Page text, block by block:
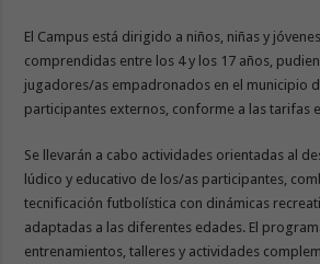
El Campus está dirigido a niños, niñas y
comprendidas entre los 4 y los 17 años,
jugadores/as empadronados en el municipio
participantes externos, conforme a las tarifas
Se llevarán a cabo actividades orientadas al
lúdico y educativo de los/as participantes,
tecnificación futbolística con dinámicas
adaptadas a las diferentes edades. El
entrenamientos, talleres y actividades